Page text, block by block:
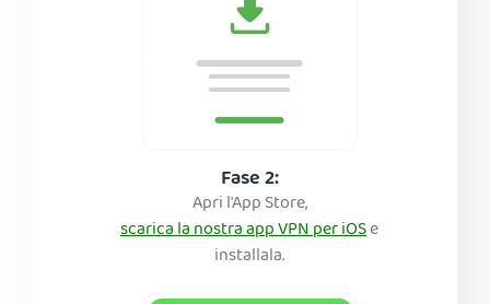
Fase 2:
Apri l'App Store,
scarica la nostra app VPN per iOSe
installala.